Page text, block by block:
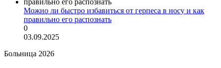
Можно ли быстро избавиться от герпеса в носу и как
правильно его распознать
0
03.09.2025
Больница 2026